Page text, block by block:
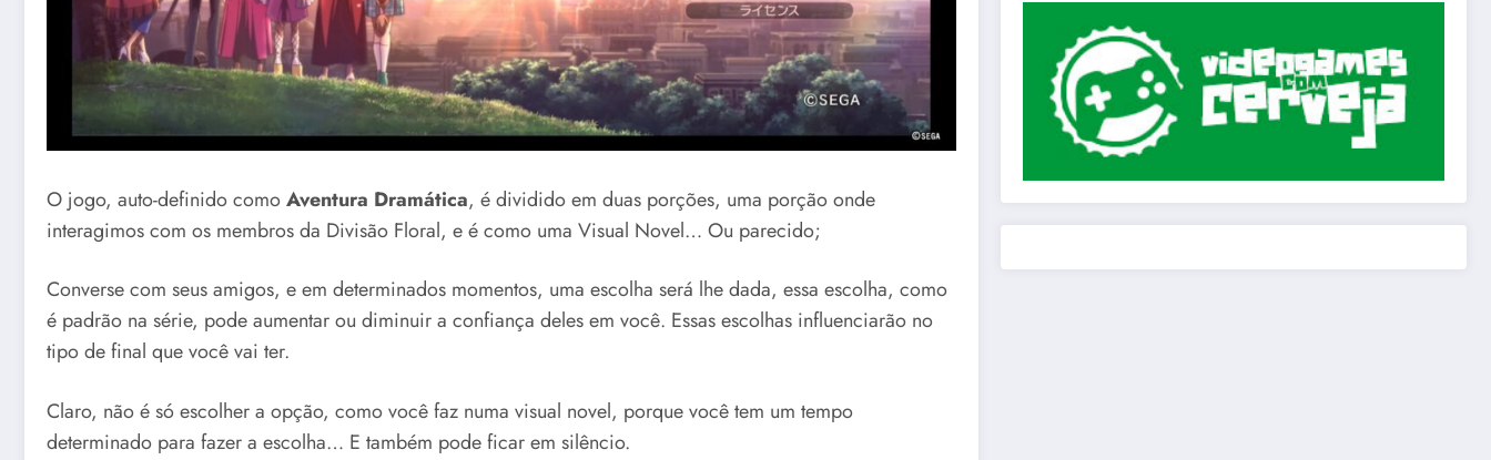
O jogo, auto-definido comoAventura Dramática, é dividido em duas porções, uma porção onde
interagimos com os membros da Divisão Floral, e é como uma Visual Novel… Ou parecido;
Converse com seus amigos, e em determinados momentos, uma escolha será lhe dada, essa escolha, como
é padrão na série, pode aumentar ou diminuir a confiança deles em você. Essas escolhas influenciarão no
tipo de final que você vai ter.
Claro, não é só escolher a opção, como você faz numa visual novel, porque você tem um tempo
determinado para fazer a escolha… E também pode ficar em silêncio.